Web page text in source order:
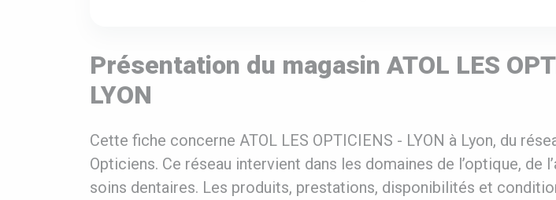
Présentation du magasin ATOL LES
LYON
Cette fiche concerne ATOL LES OPTICIENS - LYON à Lyon, du
Opticiens. Ce réseau intervient dans les domaines de l’optique, de
soins dentaires. Les produits, prestations, disponibilités et